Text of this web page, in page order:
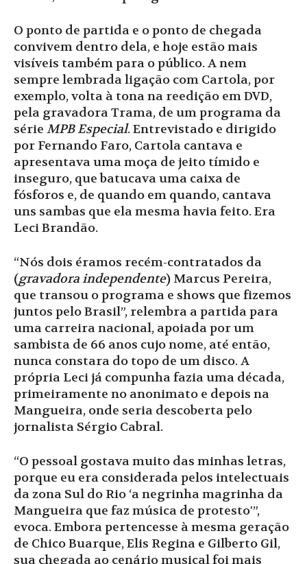
O ponto de partida e o ponto de chegada
convivem dentro dela, e hoje estão mais
visíveis também para o público. A nem
sempre lembrada ligação com Cartola, por
exemplo, volta à tona na reedição em DVD,
pela gravadora Trama, de um programa da
série MPB Especial. Entrevistado e dirigido
por Fernando Faro, Cartola cantava e
apresentava uma moça de jeito tímido e
inseguro, que batucava uma caixa de
fósforos e, de quando em quando, cantava
uns sambas que ela mesma havia feito. Era
Leci Brandão.
“Nós dois éramos recém-contratados da
(gravadora independente) Marcus Pereira,
que transou o programa e shows que fizemos
juntos pelo Brasil”, relembra a partida para
uma carreira nacional, apoiada por um
sambista de 66 anos cujo nome, até então,
nunca constara do topo de um disco. A
própria Leci já compunha fazia uma década,
primeiramente no anonimato e depois na
Mangueira, onde seria descoberta pelo
jornalista Sérgio Cabral.
“O pessoal gostava muito das minhas letras,
porque eu era considerada pelos intelectuais
da zona Sul do Rio ‘a negrinha magrinha da
Mangueira que faz música de protesto'”,
evoca. Embora pertencesse à mesma geração
de Chico Buarque, Elis Regina e Gilberto Gil,
sua chegada ao cenário musical foi mais